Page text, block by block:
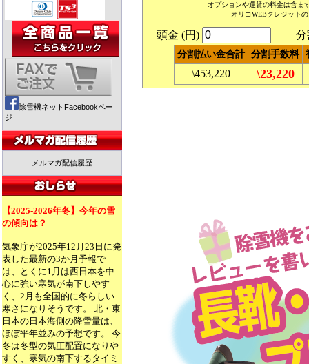
除雪機ネットFacebookペー
ジ
メルマガ配信履歴
【2025-2026年冬】今年の雪
の傾向は？
気象庁が2025年12月23日に発
表した最新の3か月予報で
は、とくに1月は西日本を中
心に強い寒気が南下しやす
く、2月も全国的に冬らしい
寒さになりそうです。 北・東
日本の日本海側の降雪量は、
ほぼ平年並みの予想です。 今
冬は冬型の気圧配置になりや
すく、寒気の南下するタイミ
オプションや運賃の料金は含ま
オリコWEBクレジット
頭金 (円) 分割
分割払い金合計 分割手数料
\453,220 \23,220